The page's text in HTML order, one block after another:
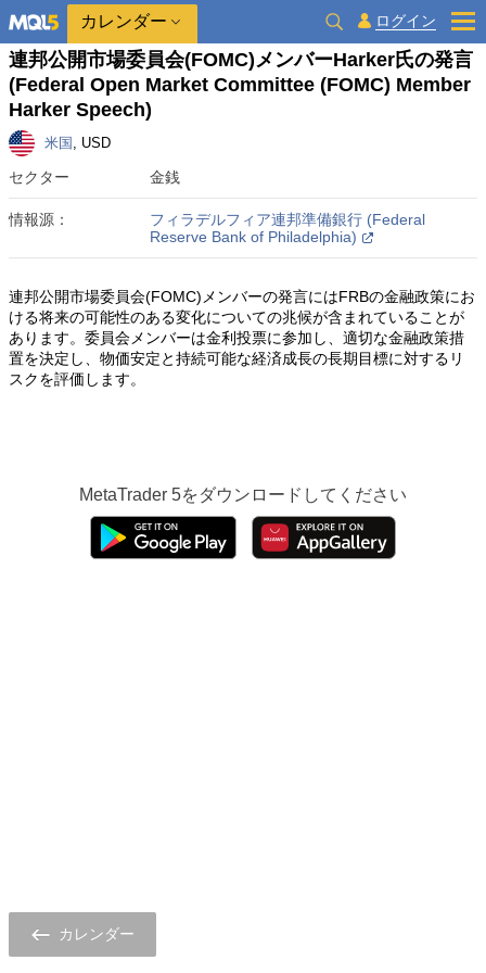
カレンダー ログイン
連邦公開市場委員会(FOMC)メンバーHarker氏の発言
(Federal Open Market Committee (FOMC) Member
Harker Speech)
米国 , USD
セクター 金銭
情報源：
フィラデルフィア連邦準備銀行 (Federal
Reserve Bank of Philadelphia)
連邦公開市場委員会(FOMC)メンバーの発言にはFRBの金融政策にお
ける将来の可能性のある変化についての兆候が含まれていることが
あります。委員会メンバーは金利投票に参加し、適切な金融政策措
置を決定し、物価安定と持続可能な経済成長の長期目標に対するリ
スクを評価します。
カレンダー
MetaTrader 5をダウンロードしてください